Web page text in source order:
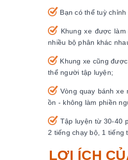
Bạn có thể tuỳ
Khung xe được
nhiều bộ phân khác
Khung xe cũng
thể người tập luyện;
Vòng quay bánh xe
ồn - không làm phiền
Tập luyện từ 30-40
2 tiếng chạy bộ, 1 tiếng
LỢI ÍCH